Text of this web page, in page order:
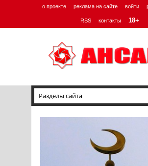
о проекте реклама на сайте войти
RSS контакты 18+